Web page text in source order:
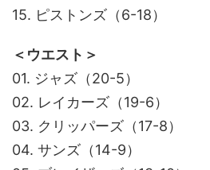
15. ピストンズ（6-18）
＜ウエスト＞
01. ジャズ（20-5）
02. レイカーズ（19-6）
03. クリッパーズ（17-8）
04. サンズ（14-9）